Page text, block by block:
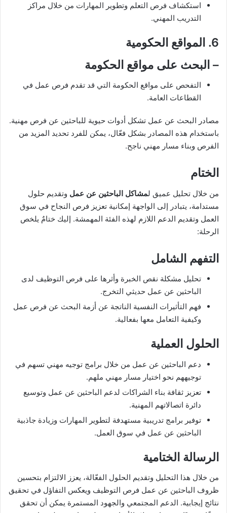
استكشاف فرص التعلم وتطوير المهارات من خلال مراكز
التدريب المهني.
6. المواقع الحكومية
– البحث على مواقع الحكومة
التفحص على مواقع الحكومة التي قد تقدم فرص عمل في
القطاعات العامة.
مصادر البحث عن عمل تشكل أدوات حيوية للباحثين عن فرص مهنية.
باستخدام هذه المصادر بشكل فعّال، يمكن للفرد تحديد المزيد من
الفرص وبناء مسار مهني ناجح.
الختام
من خلال تحليل عميق لمشاكل الباحثين عن عمل وتقديم حلول
مستدامة، يتبادر إلى الواجهة إمكانية تعزيز فرص النجاح في سوق
العمل وتقديم الدعم اللازم لهذه الفئة المهمشة. إليك ختامٌ يلخص
الرحلة:
التفهم الشامل
تحليل مشكلة نقص الخبرة وأثرها على فرص التوظيف لدى
الباحثين عن عمل حديثي التخرج.
فهم التأثيرات النفسية الناتجة عن أزمة البحث عن فرص عمل
وكيفية التعامل معها بفعالية.
الحلول العملية
دعم الباحثين عن عمل من خلال برامج توجيه مهني تسهم في
توجيههم نحو اختيار مسار مهني ملهم.
تعزيز ثقافة بناء الشراكات لدعم الباحثين عن عمل وتوسيع
دائرة اتصالاتهم المهنية.
توفير برامج تدريبية مستهدفة لتطوير المهارات وزيادة جاذبية
الباحثين عن عمل في سوق العمل.
الرسالة الختامية
من خلال هذا التحليل وتقديم الحلول الفعّالة، يعزز الالتزام بتحسين
ظروف الباحثين عن عمل فرص التوظيف ويعكس التفاؤل في تحقيق
نتائج إيجابية. الدعم المجتمعي والجهود المستمرة يمكن أن تحقق